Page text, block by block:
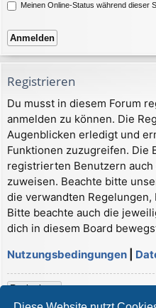
Meinen Online-Status während dieser
Registrieren
Du musst in diesem Forum
anmelden zu können. Die
Augenblicken erledigt und
Funktionen zuzugreifen. Die
registrierten Benutzern
zuweisen. Beachte bitte
die verwandten
Bitte beachte auch die
dich in diesem Board
Nutzungsbedingungen
Registrieren